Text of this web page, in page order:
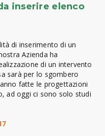
inserire elenco
di inserimento di un
Azienda ha
di un intervento
sarà per lo sgombero
fatte le progettazioni
ad oggi ci sono solo studi